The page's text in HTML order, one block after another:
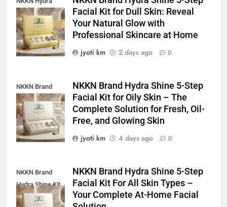
Shine Facial Kit
For Dull Skin
Facial Kit for Dull Skin: Reveal
Your Natural Glow with
Professional Skincare at Home
jyoti km
2 days ago 0
NKKN Brand
Shine Facial Kit
For Oily Skin
NKKN Brand Hydra Shine 5-Step
Facial Kit for Oily Skin – The
Complete Solution for Fresh, Oil-
Free, and Glowing Skin
jyoti km
4 days ago 0
NKKN Brand
Hydra Shine Kit
For All Skin
NKKN Brand Hydra Shine 5-Step
Facial Kit For All Skin Types –
Your Complete At-Home Facial